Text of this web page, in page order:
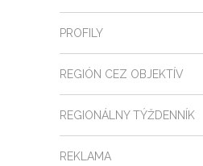
PROFILY
REGIÓN CEZ OBJEKTÍV
REGIONÁLNY TÝŽDENNÍK
REKLAMA